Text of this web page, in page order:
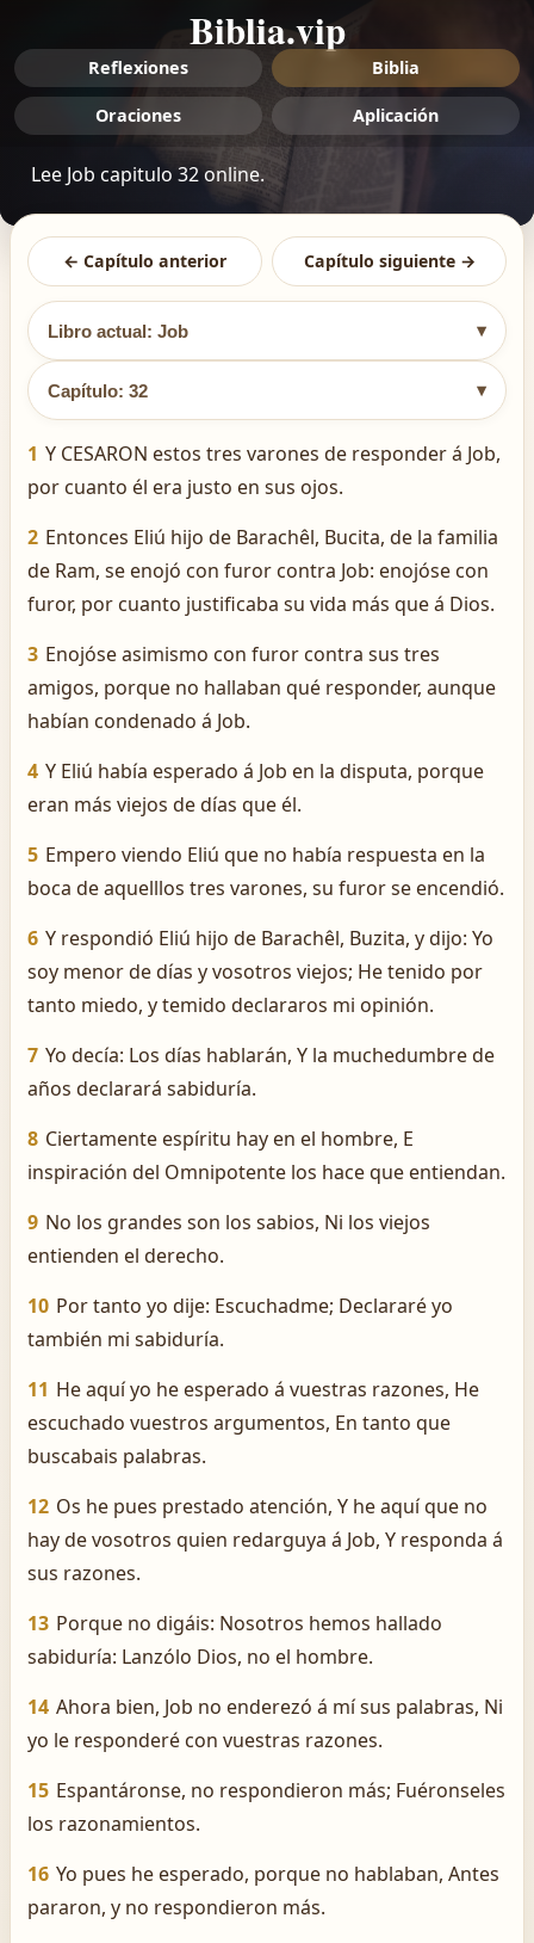
Biblia.vip
Reflexiones Biblia
Oraciones Aplicación
Lee Job capitulo 32 online.
← Capítulo anterior Capítulo siguiente →
Libro actual: Job ▾
Capítulo: 32 ▾
1 Y CESARON estos tres varones de responder á Job,
por cuanto él era justo en sus ojos.
2 Entonces Eliú hijo de Barachêl, Bucita, de la familia
de Ram, se enojó con furor contra Job: enojóse con
furor, por cuanto justificaba su vida más que á Dios.
3 Enojóse asimismo con furor contra sus tres
amigos, porque no hallaban qué responder, aunque
habían condenado á Job.
4 Y Eliú había esperado á Job en la disputa, porque
eran más viejos de días que él.
5 Empero viendo Eliú que no había respuesta en la
boca de aquelllos tres varones, su furor se encendió.
6 Y respondió Eliú hijo de Barachêl, Buzita, y dijo: Yo
soy menor de días y vosotros viejos; He tenido por
tanto miedo, y temido declararos mi opinión.
7 Yo decía: Los días hablarán, Y la muchedumbre de
años declarará sabiduría.
8 Ciertamente espíritu hay en el hombre, E
inspiración del Omnipotente los hace que entiendan.
9 No los grandes son los sabios, Ni los viejos
entienden el derecho.
10 Por tanto yo dije: Escuchadme; Declararé yo
también mi sabiduría.
11 He aquí yo he esperado á vuestras razones, He
escuchado vuestros argumentos, En tanto que
buscabais palabras.
12 Os he pues prestado atención, Y he aquí que no
hay de vosotros quien redarguya á Job, Y responda á
sus razones.
13 Porque no digáis: Nosotros hemos hallado
sabiduría: Lanzólo Dios, no el hombre.
14 Ahora bien, Job no enderezó á mí sus palabras, Ni
yo le responderé con vuestras razones.
15 Espantáronse, no respondieron más; Fuéronseles
los razonamientos.
16 Yo pues he esperado, porque no hablaban, Antes
pararon, y no respondieron más.